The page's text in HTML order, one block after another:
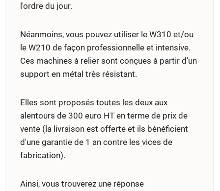
l'ordre du jour.
Néanmoins, vous pouvez utiliser le W310 et/ou
le W210 de façon professionnelle et intensive.
Ces machines à relier sont conçues à partir d'un
support en métal très résistant.
Elles sont proposés toutes les deux aux
alentours de 300 euro HT en terme de prix de
vente (la livraison est offerte et ils bénéficient
d'une garantie de 1 an contre les vices de
fabrication).
Ainsi, vous trouverez une réponse